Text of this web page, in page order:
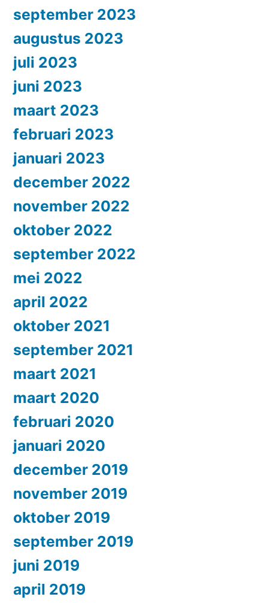
september 2023
augustus 2023
juli 2023
juni 2023
maart 2023
februari 2023
januari 2023
december 2022
november 2022
oktober 2022
september 2022
mei 2022
april 2022
oktober 2021
september 2021
maart 2021
maart 2020
februari 2020
januari 2020
december 2019
november 2019
oktober 2019
september 2019
juni 2019
april 2019